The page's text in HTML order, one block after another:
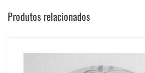
Produtos relacionados